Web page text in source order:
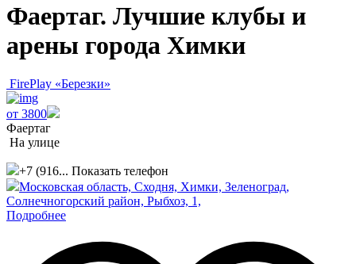
Фаертаг. Лучшие клубы и
арены города Химки
FirePlay «Березки»
от 3800
Фаертаг
На улице
+7 (916... Показать телефон
Московская область, Сходня, Химки, Зеленоград,
Солнечногорский район, Рыбхоз, 1,
Подробнее